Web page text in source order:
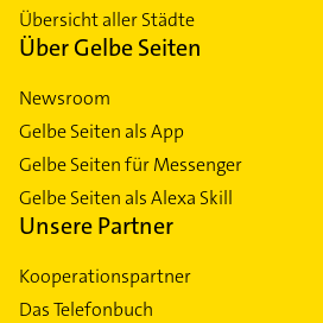
Übersicht aller Städte
Über Gelbe Seiten
Newsroom
Gelbe Seiten als App
Gelbe Seiten für Messenger
Gelbe Seiten als Alexa Skill
Unsere Partner
Kooperationspartner
Das Telefonbuch